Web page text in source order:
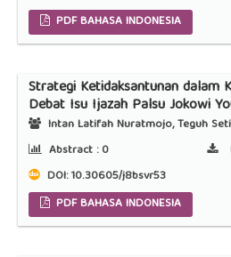
PDF BAHASA INDONESIA
Strategi Ketidaksantunan dalam
Debat Isu Ijazah Palsu Jokowi
Intan Latifah Nuratmojo, Teguh
Abstract :0
DOI:10.30605/j8bsvr53
PDF BAHASA INDONESIA